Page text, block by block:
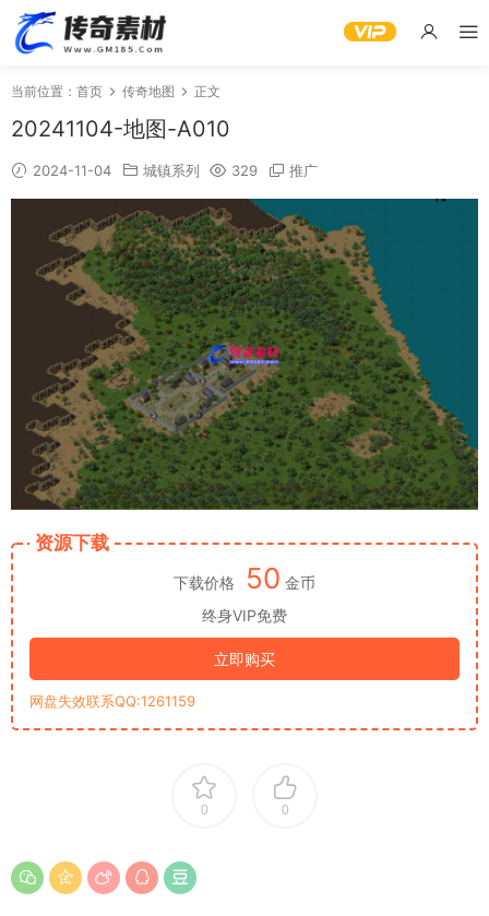
当前位置： 首页 传奇地图 正文
20241104-地图-A010
2024-11-04 城镇系列 329 推广
资源下载
下载价格 50 金币
终身VIP免费
立即购买
网盘失效联系QQ:1261159
0 0